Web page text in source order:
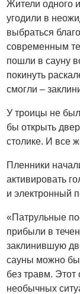
Жители одного
угодили в
выбраться
современным
пошли в сауну
покинуть
смогли –
У троицы не
бы открыть
столике. И все
Пленники
активировать
и электронный
«Патрульные
прибыли в
заклинившую
сауны можно
без травм. Этот
необычных